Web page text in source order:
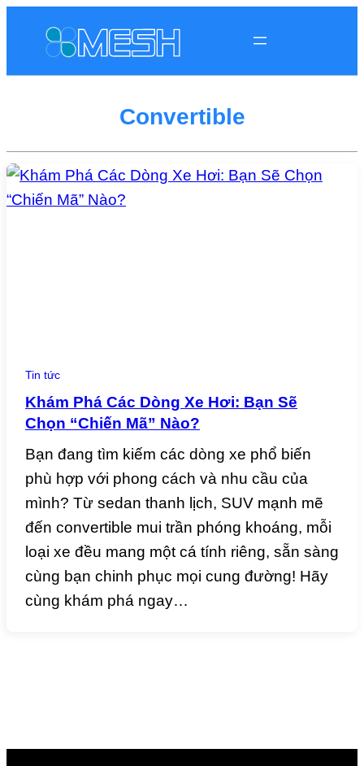
Convertible
Tin tức
Khám Phá Các Dòng Xe Hơi: Bạn Sẽ
Chọn “Chiến Mã” Nào?
Bạn đang tìm kiếm các dòng xe phổ biến
phù hợp với phong cách và nhu cầu của
mình? Từ sedan thanh lịch, SUV mạnh mẽ
đến convertible mui trần phóng khoáng, mỗi
loại xe đều mang một cá tính riêng, sẵn sàng
cùng bạn chinh phục mọi cung đường! Hãy
cùng khám phá ngay…